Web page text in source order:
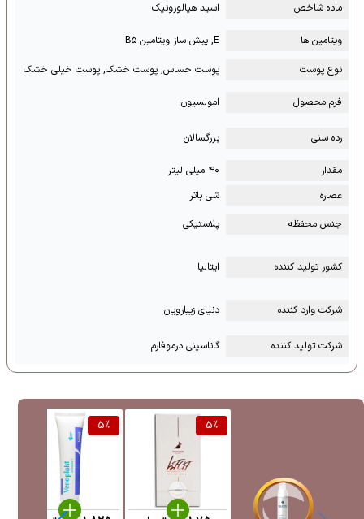
ماده شاخص اسید هیالورونیک
ویتامین ها
E, پیش ساز ویتامین B۵
نوع پوست
پوست حساس, پوست خشک, پوست خیلی خشک
فرم محصول امولسیون
رده سنی بزرگسالان
مقدار
۴۰ میلی لیتر
عصاره
شی باتر
جنس محفظه
پلاستیکی
کشور تولید کننده ایتالیا
شرکت وارد کننده دنیای زیبارویان
شرکت تولید کننده گاناسینی درموفارم
5%
5%